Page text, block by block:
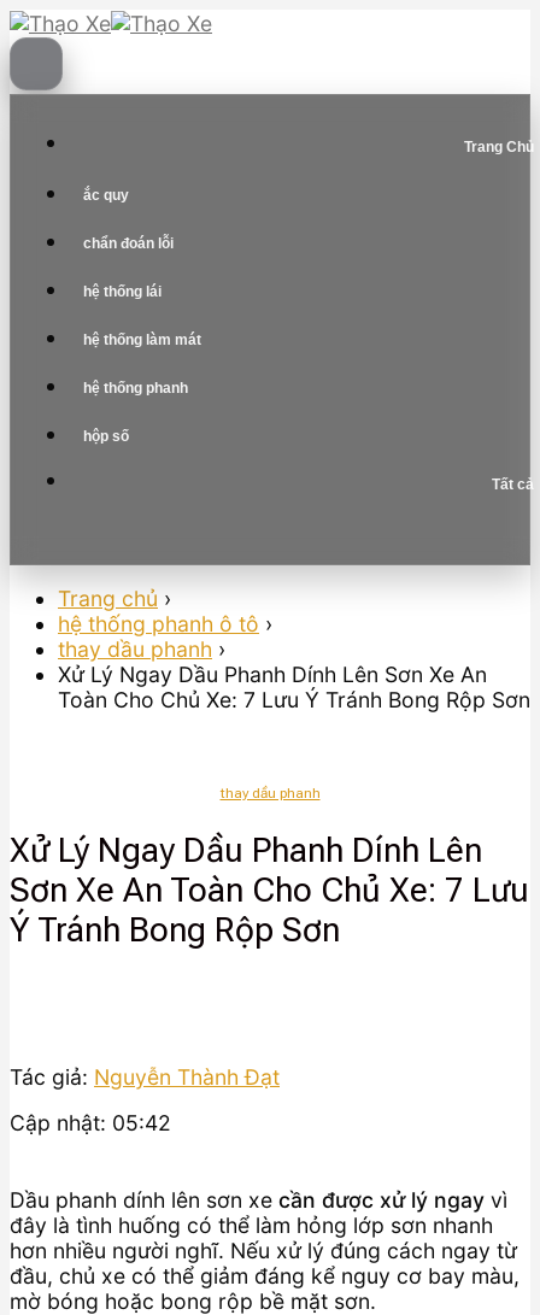
Skip
to
content
Trang Chủ
ắc quy
chẩn đoán lỗi
hệ thống lái
hệ thống làm mát
hệ thống phanh
hộp số
Tất cả
Trang chủ ›
hệ thống phanh ô tô ›
thay dầu phanh ›
Xử Lý Ngay Dầu Phanh Dính Lên Sơn Xe An
Toàn Cho Chủ Xe: 7 Lưu Ý Tránh Bong Rộp Sơn
thay dầu phanh
Xử Lý Ngay Dầu Phanh Dính Lên
Sơn Xe An Toàn Cho Chủ Xe: 7 Lưu
Ý Tránh Bong Rộp Sơn
Tác giả: Nguyễn Thành Đạt
Cập nhật: 05:42
Dầu phanh dính lên sơn xe cần được xử lý ngay vì
đây là tình huống có thể làm hỏng lớp sơn nhanh
hơn nhiều người nghĩ. Nếu xử lý đúng cách ngay từ
đầu, chủ xe có thể giảm đáng kể nguy cơ bay màu,
mờ bóng hoặc bong rộp bề mặt sơn.